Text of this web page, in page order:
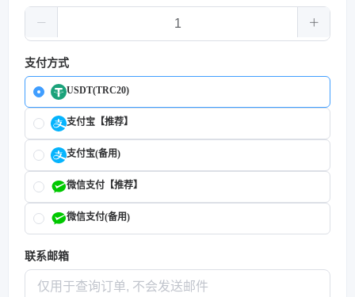
支付方式
USDT(TRC20)
支付宝【推荐】
支付宝(备用)
微信支付【推荐】
微信支付(备用)
联系邮箱